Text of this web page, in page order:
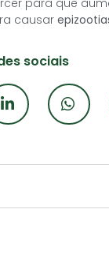
causar
sociais